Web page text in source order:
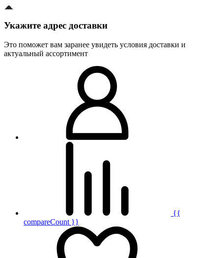
Укажите адрес доставки
Это поможет вам заранее увидеть условия доставки и
актуальный ассортимент
{{
compareCount }}